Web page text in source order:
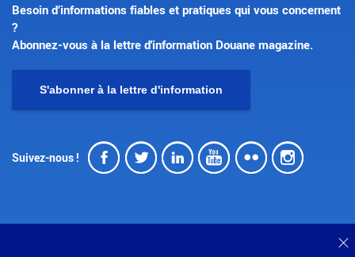
Besoin d’informations fiables et pratiques qui vous concernent
?
Abonnez-vous à la lettre d'information Douane magazine.
S'abonner à la lettre d'information
Suivez-nous ! Facebook
Twitter
LinkedIn
Youtube
Flickr